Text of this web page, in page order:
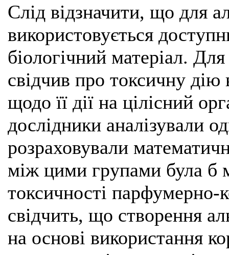
Слід відзначити, що для
використовується
біологічний матеріал.
свідчив про токсичну
щодо її дії на цілісний
дослідники аналізували
розраховували
між цими групами була б
токсичності парфумерно-
свідчить, що створення
на основі використання